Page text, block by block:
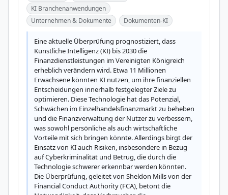
KI Branchenanwendungen
Unternehmen & Dokumente
Dokumenten-KI
Eine aktuelle Überprüfung prognostiziert, dass
Künstliche Intelligenz (KI) bis 2030 die
Finanzdienstleistungen im Vereinigten Königreich
erheblich verändern wird. Etwa 11 Millionen
Erwachsene könnten KI nutzen, um ihre finanziellen
Entscheidungen innerhalb festgelegter Ziele zu
optimieren. Diese Technologie hat das Potenzial,
Schwächen im Einzelhandelsfinanzmarkt zu beheben
und die Finanzverwaltung der Nutzer zu verbessern,
was sowohl persönliche als auch wirtschaftliche
Vorteile mit sich bringen könnte. Allerdings birgt der
Einsatz von KI auch Risiken, insbesondere in Bezug
auf Cyberkriminalität und Betrug, die durch die
Technologie schwerer erkennbar werden könnten.
Die Überprüfung, geleitet von Sheldon Mills von der
Financial Conduct Authority (FCA), betont die